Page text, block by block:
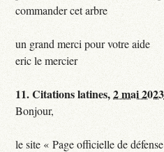
commander cet arbre
un grand merci pour votre aide
eric le mercier
11.Citations latines,2 mai
Bonjour,
le site « Page officielle de